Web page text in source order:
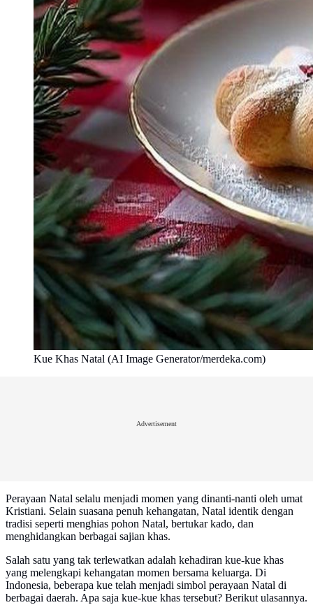
Kue Khas Natal (AI Image Generator/merdeka.com)
Advertisement
Perayaan Natal selalu menjadi momen yang dinanti-nanti oleh umat
Kristiani. Selain suasana penuh kehangatan, Natal identik dengan
tradisi seperti menghias pohon Natal, bertukar kado, dan
menghidangkan berbagai sajian khas.
Salah satu yang tak terlewatkan adalah kehadiran kue-kue khas
yang melengkapi kehangatan momen bersama keluarga. Di
Indonesia, beberapa kue telah menjadi simbol perayaan Natal di
berbagai daerah. Apa saja kue-kue khas tersebut? Berikut ulasannya.